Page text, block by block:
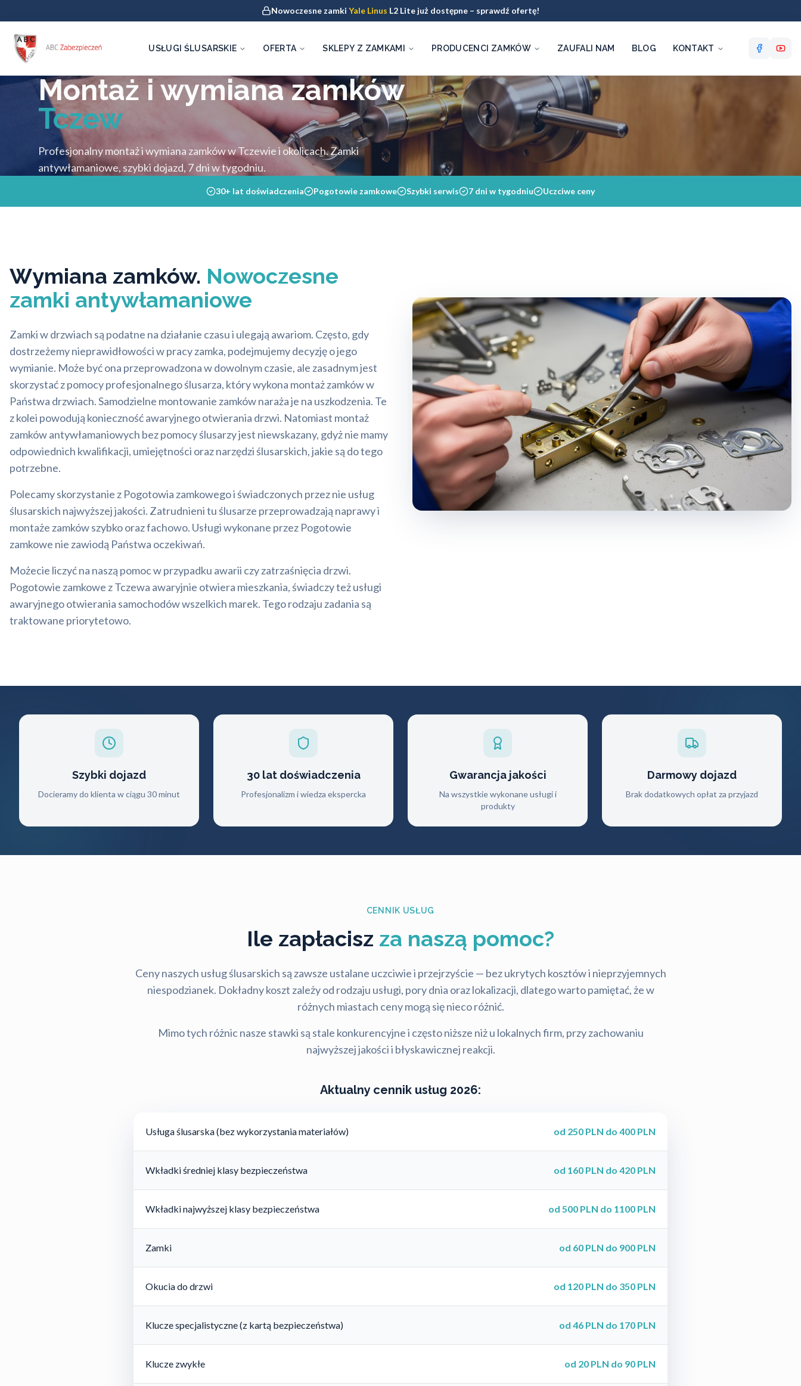
Nowoczesne zamki Yale Linus L2 Lite już dostępne – sprawdź ofertę!
USŁUGI ŚLUSARSKIE OFERTA SKLEPY Z ZAMKAMI PRODUCENCI ZAMKÓW ZAUFALI NAM BLOG KONTAKT
Montaż i wymiana zamków
Tczew
Profesjonalny montaż i wymiana zamków w Tczewie i okolicach. Zamki
antywłamaniowe, szybki dojazd, 7 dni w tygodniu.
30+ lat doświadczenia Pogotowie zamkowe Szybki serwis 7 dni w tygodniu Uczciwe ceny
Wymiana zamków. Nowoczesne
zamki antywłamaniowe
Zamki w drzwiach są podatne na działanie czasu i ulegają awariom. Często, gdy
dostrzeżemy nieprawidłowości w pracy zamka, podejmujemy decyzję o jego
wymianie. Może być ona przeprowadzona w dowolnym czasie, ale zasadnym jest
skorzystać z pomocy profesjonalnego ślusarza, który wykona montaż zamków w
Państwa drzwiach. Samodzielne montowanie zamków naraża je na uszkodzenia. Te
z kolei powodują konieczność awaryjnego otwierania drzwi. Natomiast montaż
zamków antywłamaniowych bez pomocy ślusarzy jest niewskazany, gdyż nie mamy
odpowiednich kwalifikacji, umiejętności oraz narzędzi ślusarskich, jakie są do tego
potrzebne.
Polecamy skorzystanie z Pogotowia zamkowego i świadczonych przez nie usług
ślusarskich najwyższej jakości. Zatrudnieni tu ślusarze przeprowadzają naprawy i
montaże zamków szybko oraz fachowo. Usługi wykonane przez Pogotowie
zamkowe nie zawiodą Państwa oczekiwań.
Możecie liczyć na naszą pomoc w przypadku awarii czy zatrzaśnięcia drzwi.
Pogotowie zamkowe z Tczewa awaryjnie otwiera mieszkania, świadczy też usługi
awaryjnego otwierania samochodów wszelkich marek. Tego rodzaju zadania są
traktowane priorytetowo.
Szybki dojazd
Docieramy do klienta w ciągu 30 minut
30 lat doświadczenia
Profesjonalizm i wiedza ekspercka
Gwarancja jakości
Na wszystkie wykonane usługi i
produkty
Darmowy dojazd
Brak dodatkowych opłat za przyjazd
CENNIK USŁUG
Ile zapłacisz za naszą pomoc?
Ceny naszych usług ślusarskich są zawsze ustalane uczciwie i przejrzyście — bez ukrytych kosztów i nieprzyjemnych
niespodzianek. Dokładny koszt zależy od rodzaju usługi, pory dnia oraz lokalizacji, dlatego warto pamiętać, że w
różnych miastach ceny mogą się nieco różnić.
Mimo tych różnic nasze stawki są stale konkurencyjne i często niższe niż u lokalnych firm, przy zachowaniu
najwyższej jakości i błyskawicznej reakcji.
Aktualny cennik usług 2026:
Usługa ślusarska (bez wykorzystania materiałów) od 250 PLN do 400 PLN
Wkładki średniej klasy bezpieczeństwa od 160 PLN do 420 PLN
Wkładki najwyższej klasy bezpieczeństwa od 500 PLN do 1100 PLN
Zamki od 60 PLN do 900 PLN
Okucia do drzwi od 120 PLN do 350 PLN
Klucze specjalistyczne (z kartą bezpieczeństwa) od 46 PLN do 170 PLN
Klucze zwykłe od 20 PLN do 90 PLN